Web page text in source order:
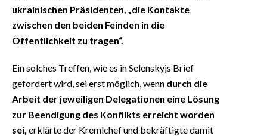
PUBBLICITÀ
SPIAGGE
STORE
ukrainischen Präsidenten, „die Kontakte
zwischen den beiden Feinden in die
Öffentlichkeit zu tragen“.
Ein solches Treffen, wie es in Selenskyjs Brief
gefordert wird, sei erst möglich, wenn durch die
Arbeit der jeweiligen Delegationen eine Lösung
zur Beendigung des Konflikts erreicht worden
sei, erklärte der Kremlchef und bekräftigte damit